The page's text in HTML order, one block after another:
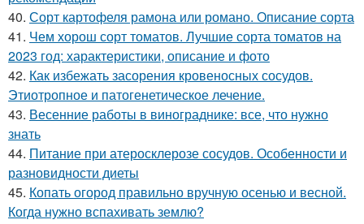
40. Сорт картофеля рамона или романо. Описание сорта
41. Чем хорош сорт томатов. Лучшие сорта томатов на
2023 год: характеристики, описание и фото
42. Как избежать засорения кровеносных сосудов.
Этиотропное и патогенетическое лечение.
43. Весенние работы в винограднике: все, что нужно
знать
44. Питание при атеросклерозе сосудов. Особенности и
разновидности диеты
45. Копать огород правильно вручную осенью и весной.
Когда нужно вспахивать землю?